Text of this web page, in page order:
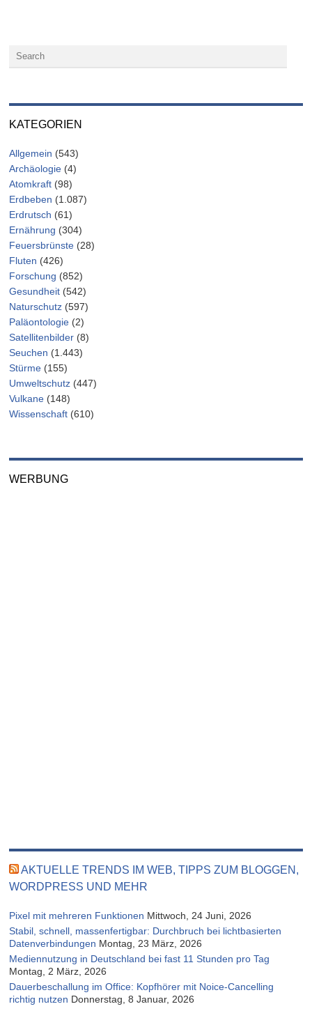
KATEGORIEN
Allgemein (543)
Archäologie (4)
Atomkraft (98)
Erdbeben (1.087)
Erdrutsch (61)
Ernährung (304)
Feuersbrünste (28)
Fluten (426)
Forschung (852)
Gesundheit (542)
Naturschutz (597)
Paläontologie (2)
Satellitenbilder (8)
Seuchen (1.443)
Stürme (155)
Umweltschutz (447)
Vulkane (148)
Wissenschaft (610)
WERBUNG
AKTUELLE TRENDS IM WEB, TIPPS ZUM BLOGGEN,
WORDPRESS UND MEHR
Pixel mit mehreren Funktionen Mittwoch, 24 Juni, 2026
Stabil, schnell, massenfertigbar: Durchbruch bei lichtbasierten
Datenverbindungen Montag, 23 März, 2026
Mediennutzung in Deutschland bei fast 11 Stunden pro Tag
Montag, 2 März, 2026
Dauerbeschallung im Office: Kopfhörer mit Noice-Cancelling
richtig nutzen Donnerstag, 8 Januar, 2026